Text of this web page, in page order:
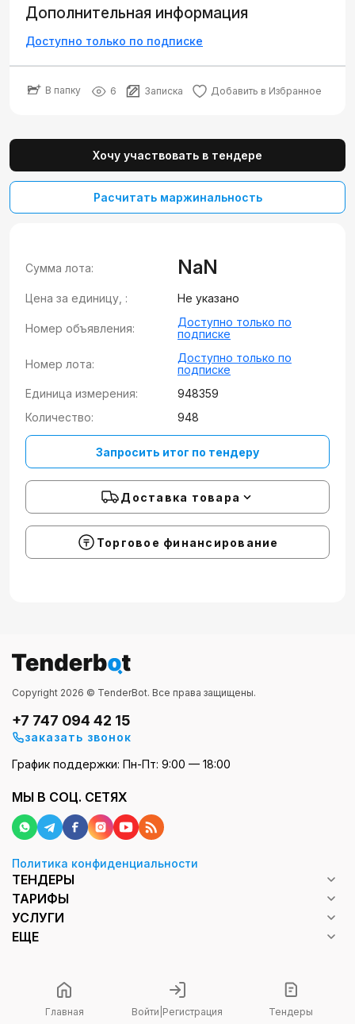
Главная Войти Регистрация Тендеры
Дополнительная информация
Доступно только по подписке
В папку 6 Записка Добавить в Избранное
Хочу участвовать в тендере
Расчитать маржинальность
Сумма лота: NaN
Цена за единицу, : Не указано
Номер объявления:
Доступно только по
подписке
Номер лота:
Доступно только по
подписке
Единица измерения:
948359
Количество:
948
Запросить итог по тендеру
Доставка товара
Торговое финансирование
Copyright 2026 © TenderBot. Все права защищены.
+7 747 094 42 15
заказать звонок
График поддержки: Пн-Пт: 9:00 — 18:00
МЫ В СОЦ. СЕТЯХ
Политика конфиденциальности
ТЕНДЕРЫ
ТАРИФЫ
УСЛУГИ
ЕЩЕ